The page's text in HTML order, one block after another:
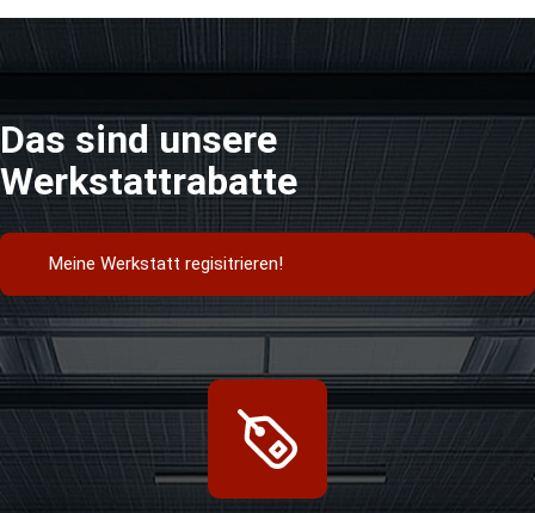
Das sind unsere
Werkstattrabatte
Meine Werkstatt regisitrieren!